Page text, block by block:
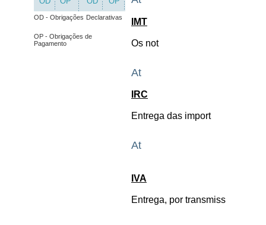
OD - Obrigações Declarativas
OP - Obrigações de
Pagamento
IMT
Os not
At
IRC
Entrega das import
At
IVA
Entrega, por transmiss